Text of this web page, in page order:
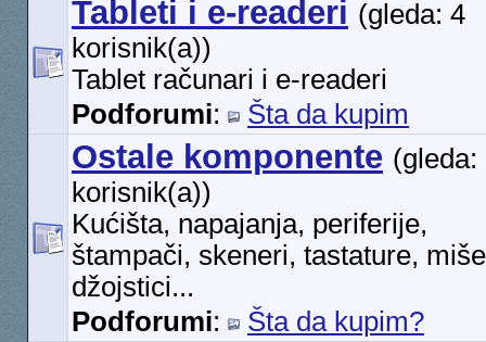
Tableti i e-readeri (gleda: 4
korisnik(a))
Tablet računari i e-readeri
Podforumi: Šta da kupim
Ostale komponente (gleda:
korisnik(a))
Kućišta, napajanja, periferije,
štampači, skeneri, tastature,
džojstici...
Podforumi: Šta da kupim?